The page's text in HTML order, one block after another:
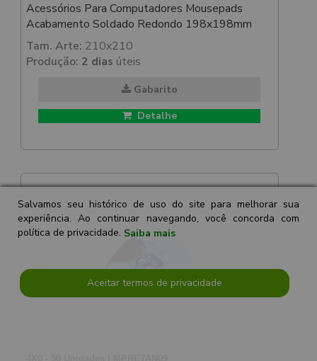
Acessórios Para Computadores Mousepads
Acabamento Soldado Redondo 198x198mm
Tam. Arte: 210x210
Produção: 2 dias úteis
Gabarito
Detalhe
Salvamos seu histórico de uso do site para melhorar sua
experiência. Ao continuar navegando, você concorda com
política de privacidade. Saiba mais
Aceitar termos de privacidade